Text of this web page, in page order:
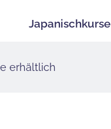
Japanischkurse
erhältlich